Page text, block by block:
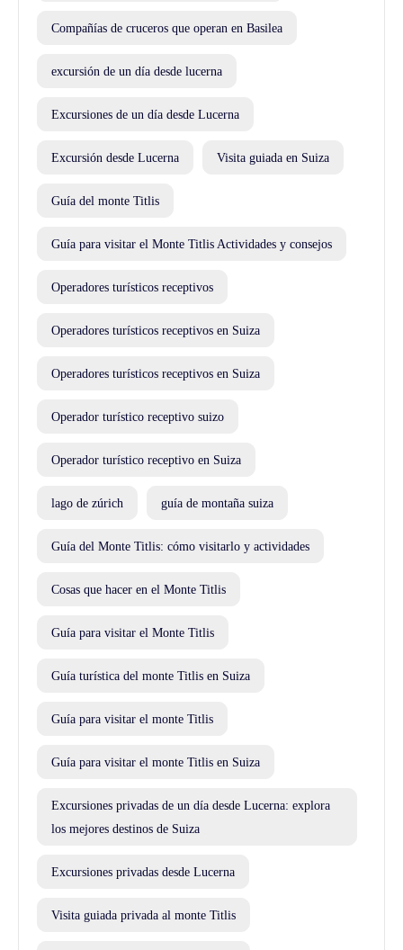
Compañías de cruceros que operan en Basilea
excursión de un día desde lucerna
Excursiones de un día desde Lucerna
Excursión desde Lucerna Visita guiada en Suiza
Guía del monte Titlis
Guía para visitar el Monte Titlis Actividades y consejos
Operadores turísticos receptivos
Operadores turísticos receptivos en Suiza
Operadores turísticos receptivos en Suiza
Operador turístico receptivo suizo
Operador turístico receptivo en Suiza
lago de zúrich guía de montaña suiza
Guía del Monte Titlis: cómo visitarlo y actividades
Cosas que hacer en el Monte Titlis
Guía para visitar el Monte Titlis
Guía turística del monte Titlis en Suiza
Guía para visitar el monte Titlis
Guía para visitar el monte Titlis en Suiza
Excursiones privadas de un día desde Lucerna: explora
los mejores destinos de Suiza
Excursiones privadas desde Lucerna
Visita guiada privada al monte Titlis